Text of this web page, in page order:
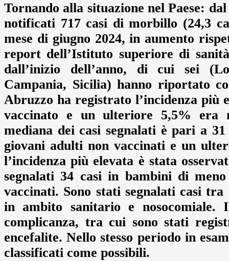
Tornando alla situazione nel Paese:
notificati 717 casi di morbillo (24,3
mese di giugno 2024, in aumento
report dell’Istituto superiore di
dall’inizio dell’anno, di cui sei
Campania, Sicilia) hanno riportato
Abruzzo ha registrato l’incidenza più
vaccinato e un ulteriore 5,5% era
mediana dei casi segnalati è pari a
giovani adulti non vaccinati e un
l’incidenza più elevata è stata
segnalati 34 casi in bambini di
vaccinati. Sono stati segnalati casi
in ambito sanitario e nosocomiale.
complicanza, tra cui sono stati
encefalite. Nello stesso periodo in
classificati come possibili.